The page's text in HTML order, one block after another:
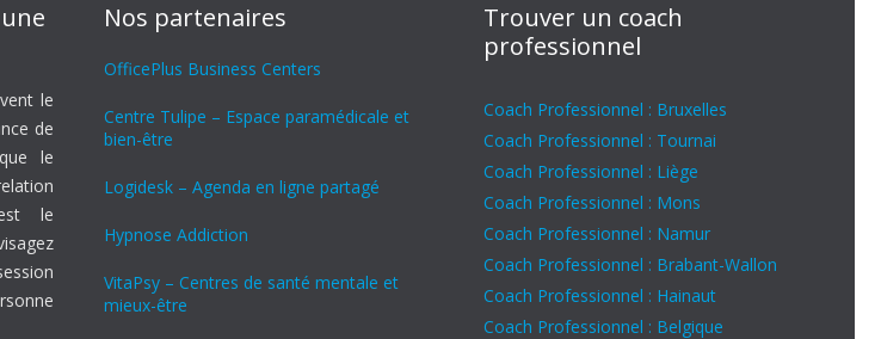
le
de
le
le
Nos partenaires
OfficePlus Business Centers
Centre Tulipe – Espace paramédicale et
bien-être
Logidesk – Agenda en ligne partagé
Hypnose Addiction
VitaPsy – Centres de santé mentale et
mieux-être
Trouver un coach
professionnel
Coach Professionnel : Bruxelles
Coach Professionnel : Tournai
Coach Professionnel : Liège
Coach Professionnel : Mons
Coach Professionnel : Namur
Coach Professionnel : Brabant-Wallon
Coach Professionnel : Hainaut
Coach Professionnel : Belgique